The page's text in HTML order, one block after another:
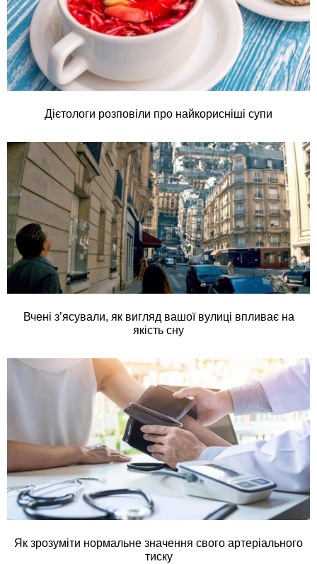
Дієтологи розповіли про найкорисніші супи
Вчені з’ясували, як вигляд вашої вулиці впливає на
якість сну
Як зрозуміти нормальне значення свого артеріального
тиску